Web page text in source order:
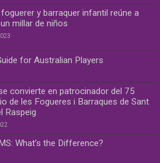
foguerer y barraquer infantil reúne a
millar de niños
for Australian Players
convierte en patrocinador del 75
de les Fogueres i Barraques de Sant
Raspeig
What’s the Difference?